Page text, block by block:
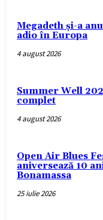
Megadeth și-a
adio în Europa
4 august 2026
Summer Well
complet
4 august 2026
Open Air Blues
aniversează 10
Bonamassa
25 iulie 2026